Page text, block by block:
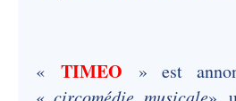
« TIMEO » est